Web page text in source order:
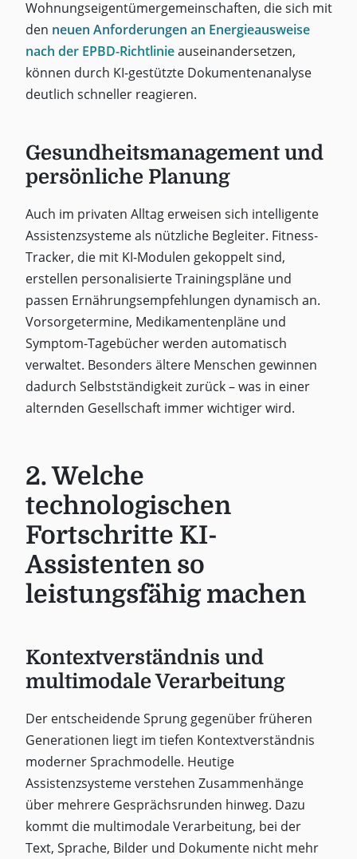
Wohnungseigentümergemeinschaften, die sich mit
den neuen Anforderungen an Energieausweise
nach der EPBD-Richtlinieauseinandersetzen,
können durch KI-gestützte Dokumentenanalyse
deutlich schneller reagieren.
Gesundheitsmanagement und
persönliche Planung
Auch im privaten Alltag erweisen sich intelligente
Assistenzsysteme als nützliche Begleiter. Fitness-
Tracker, die mit KI-Modulen gekoppelt sind,
erstellen personalisierte Trainingspläne und
passen Ernährungsempfehlungen dynamisch an.
Vorsorgetermine, Medikamentenpläne und
Symptom-Tagebücher werden automatisch
verwaltet. Besonders ältere Menschen gewinnen
dadurch Selbstständigkeit zurück – was in einer
alternden Gesellschaft immer wichtiger wird.
2. Welche
technologischen
Fortschritte KI-
Assistenten so
leistungsfähig machen
Kontextverständnis und
multimodale Verarbeitung
Der entscheidende Sprung gegenüber früheren
Generationen liegt im tiefen Kontextverständnis
moderner Sprachmodelle. Heutige
Assistenzsysteme verstehen Zusammenhänge
über mehrere Gesprächsrunden hinweg. Dazu
kommt die multimodale Verarbeitung, bei der
Text, Sprache, Bilder und Dokumente nicht mehr